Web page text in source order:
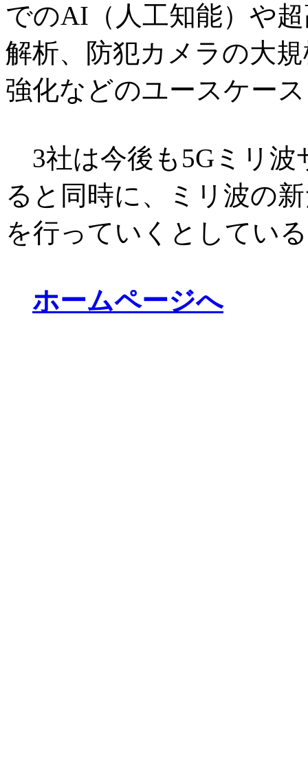
でのAI（人工知能）や
解析、防犯カメラの大
強化などのユースケー
3社は今後も5Gミリ波
ると同時に、ミリ波の
を行っていくとしてい
ホームページへ